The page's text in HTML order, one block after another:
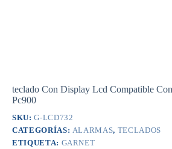
teclado Con Display Lcd Compatible
Pc900
SKU:G-LCD732
CATEGORÍAS: ALARMAS, TECLADOS
ETIQUETA: GARNET